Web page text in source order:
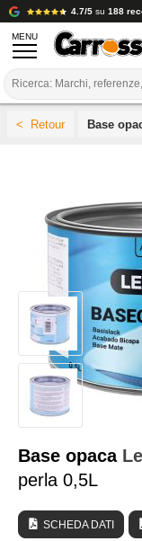
4.7/5 su 188
MENU
PREPARAZIONE /
MATERIALI DI
STRUMENTI PER
ATTREZZATURE
INSTALLAZIONE IN
TUTORIAL E
Base
Base opaca
perla 0,5L
SCHEDA DATI